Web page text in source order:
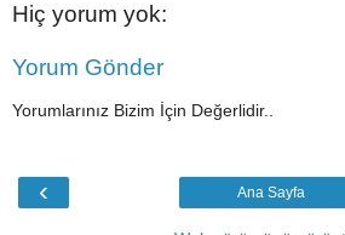
Hiç yorum yok:
Yorum Gönder
Yorumlarınız Bizim İçin Değerlidir..
‹ Ana Sayfa